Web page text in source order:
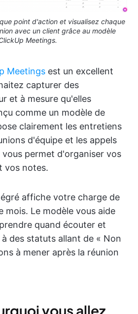
point d'action et visualisez chaque
avec un client grâce au modèle
Meetings.
Meetings est un excellent
capturer des
et à mesure qu'elles
comme un modèle de
clairement les entretiens
d'équipe et les appels
permet d'organiser vos
vos notes.
affiche votre charge de
mois. Le modèle vous aide
quand écouter et
des statuts allant de « Non
à mener après la réunion
vous allez